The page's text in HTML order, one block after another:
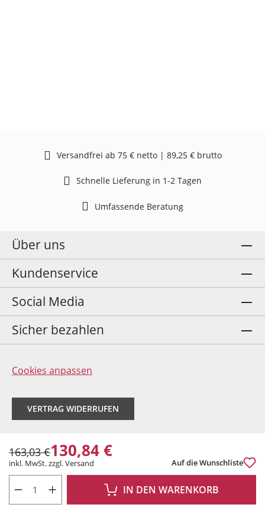
163,03 €130,84 €
inkl. MwSt. zzgl. Versand Auf die Wunschliste
IN DEN WARENKORB
Versandfrei ab 75 € netto | 89,25 € brutto
Schnelle Lieferung in 1-2 Tagen
Umfassende Beratung
Über uns
Kundenservice
Social Media
Sicher bezahlen
Cookies anpassen
VERTRAG WIDERRUFEN